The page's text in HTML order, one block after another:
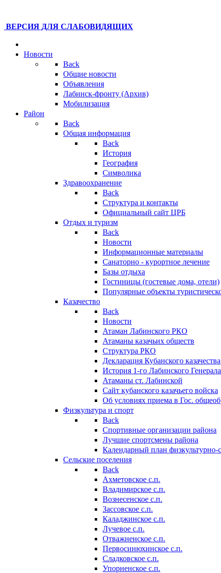
ВЕРСИЯ ДЛЯ СЛАБОВИДЯЩИХ
Новости
Back
Общие новости
Объявления
Лабинск-фронту (Архив)
Мобилизация
Район
Back
Общая информация
Back
История
География
Символика
Здравоохранение
Back
Структура и контакты
Официальный сайт ЦРБ
Отдых и туризм
Back
Новости
Информационные материалы
Санаторно - курортное лечение
Базы отдыха
Гостиницы (гостевые дома, отели)
Популярные объекты
Казачество
Back
Новости
Атаман Лабинского РКО
Атаманы казачьих обществ
Структура РКО
Декларация Кубанского казачества
История 1-го Лабинского
Атаманы ст. Лабинской
Cайт кубанского казачьего войска
Об условиях приема в Гос.
Физкультура и спорт
Back
Спортивные организации района
Лучшие спортсмены района
Календарный план
Сельские поселения
Back
Ахметовское с.п.
Владимирское с.п.
Вознесенское с.п.
Зассовское с.п.
Каладжинское с.п.
Лучевое с.п.
Отважненское с.п.
Первосинюхинское с.п.
Сладковское с.п.
Упорненское с.п.